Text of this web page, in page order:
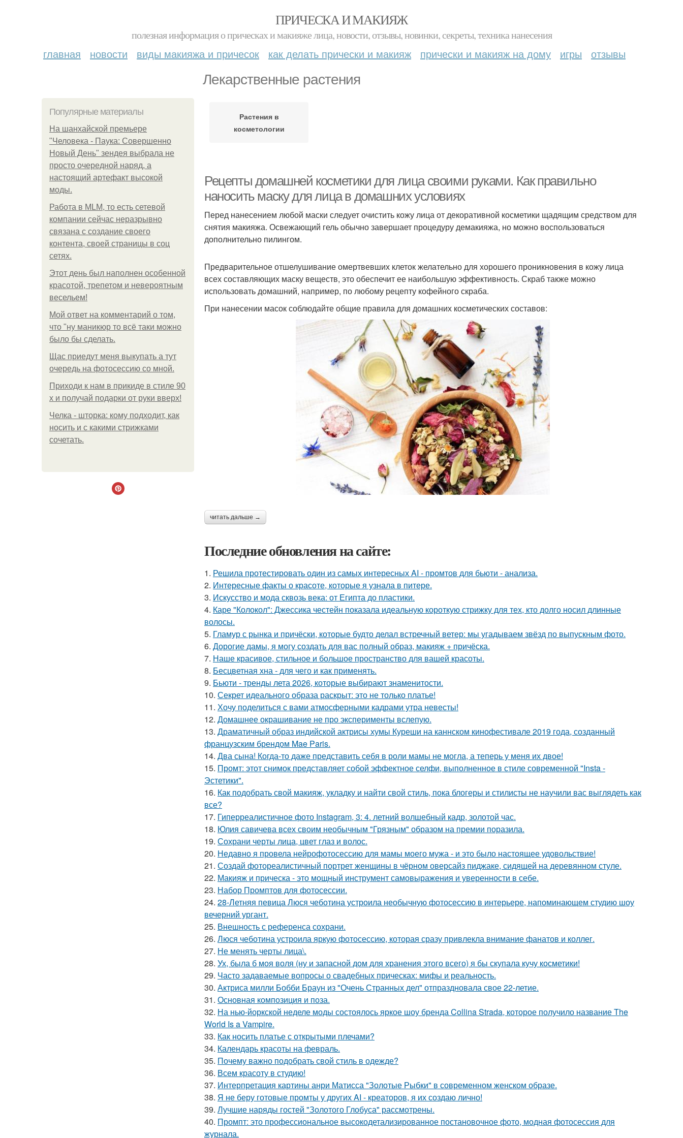
ПРИЧЕСКА И МАКИЯЖ
полезная информация о прическах и макияже лица, новости, отзывы, новинки, секреты, техника нанесения
главная новости виды макияжа и причесок как делать прически и макияж прически и макияж на дому игры отзывы
Лекарственные растения
Популярные материалы
На шанхайской премьере
"Человека - Паука: Совершенно
Новый День" зендея выбрала не
просто очередной наряд, а
настоящий артефакт высокой
моды.
Работа в MLM, то есть сетевой
компании сейчас неразрывно
связана с создание своего
контента, своей страницы в соц
сетях.
Этот день был наполнен особенной
красотой, трепетом и невероятным
весельем!
Мой ответ на комментарий о том,
что "ну маникюр то всё таки можно
было бы сделать.
Щас приедут меня выкупать а тут
очередь на фотосессию со мной.
Приходи к нам в прикиде в стиле 90
х и получай подарки от руки вверх!
Челка - шторка: кому подходит, как
носить и с какими стрижками
сочетать.
Растения в
косметологии
Рецепты домашней косметики для лица своими руками. Как правильно
наносить маску для лица в домашних условиях
Перед нанесением любой маски следует очистить кожу лица от декоративной косметики щадящим средством для
снятия макияжа. Освежающий гель обычно завершает процедуру демакияжа, но можно воспользоваться
дополнительно пилингом.
Предварительное отшелушивание омертвевших клеток желательно для хорошего проникновения в кожу лица
всех составляющих маску веществ, это обеспечит ее наибольшую эффективность. Скраб также можно
использовать домашний, например, по любому рецепту кофейного скраба.
При нанесении масок соблюдайте общие правила для домашних косметических составов:
читать дальше →
Последние обновления на сайте:
1. Решила протестировать один из самых интересных AI - промтов для бьюти - анализа.
2. Интересные факты о красоте, которые я узнала в питере.
3. Искусство и мода сквозь века: от Египта до пластики.
4. Каре "Колокол": Джессика честейн показала идеальную короткую стрижку для тех, кто долго носил длинные
волосы.
5. Гламур с рынка и причёски, которые будто делал встречный ветер: мы угадываем звёзд по выпускным фото.
6. Дорогие дамы, я могу создать для вас полный образ, макияж + причёска.
7. Наше красивое, стильное и большое пространство для вашей красоты.
8. Бесцветная хна - для чего и как применять.
9. Бьюти - тренды лета 2026, которые выбирают знаменитости.
10. Секрет идеального образа раскрыт: это не только платье!
11. Хочу поделиться с вами атмосферными кадрами утра невесты!
12. Домашнее окрашивание не про эксперименты вслепую.
13. Драматичный образ индийской актрисы хумы Куреши на каннском кинофестивале 2019 года, созданный
французским брендом Mae Paris.
14. Два сына! Когда-то даже представить себя в роли мамы не могла, а теперь у меня их двое!
15. Промт: этот снимок представляет собой эффектное селфи, выполненное в стиле современной "Insta -
Эстетики".
16. Как подобрать свой макияж, укладку и найти свой стиль, пока блогеры и стилисты не научили вас выглядеть как
все?
17. Гиперреалистичное фото Instagram, 3: 4. летний волшебный кадр, золотой час.
18. Юлия савичева всех своим необычным "Грязным" образом на премии поразила.
19. Сохрани черты лица, цвет глаз и волос.
20. Недавно я провела нейрофотосессию для мамы моего мужа - и это было настоящее удовольствие!
21. Создай фотореалистичный портрет женщины в чёрном оверсайз пиджаке, сидящей на деревянном стуле.
22. Макияж и прическа - это мощный инструмент самовыражения и уверенности в себе.
23. Набор Промптов для фотосессии.
24. 28-Летняя певица Люся чеботина устроила необычную фотосессию в интерьере, напоминающем студию шоу
вечерний ургант.
25. Внешность с референса сохрани.
26. Люся чеботина устроила яркую фотосессию, которая сразу привлекла внимание фанатов и коллег.
27. Не менять черты лица\.
28. Ух, была б моя воля (ну и запасной дом для хранения этого всего) я бы скупала кучу косметики!
29. Часто задаваемые вопросы о свадебных прическах: мифы и реальность.
30. Актриса милли Бобби Браун из "Очень Странных дел" отпраздновала свое 22-летие.
31. Основная композиция и поза.
32. На нью-йоркской неделе моды состоялось яркое шоу бренда Collina Strada, которое получило название The
World Is a Vampire.
33. Как носить платье с открытыми плечами?
34. Календарь красоты на февраль.
35. Почему важно подобрать свой стиль в одежде?
36. Всем красоту в студию!
37. Интерпретация картины анри Матисса "Золотые Рыбки" в современном женском образе.
38. Я не беру готовые промты у других AI - креаторов, я их создаю лично!
39. Лучшие наряды гостей "Золотого Глобуса" рассмотрены.
40. Промпт: это профессиональное высокодетализированное постановочное фото, модная фотосессия для
журнала.